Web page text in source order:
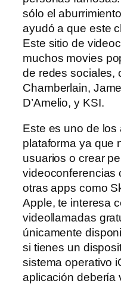
sólo el
ayudó a que este
Este sitio de
muchos movies
de redes sociales,
Chamberlain,
D’Amelio, y KSI.
Este es uno de
plataforma ya que
usuarios o crear
videoconferencias
otras apps como
Apple, te interesa
videollamadas
únicamente
si tienes un
sistema operativo
aplicación debería